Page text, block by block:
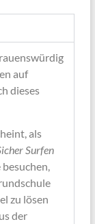
auf
dieses
als
Surfen
zu lösen
der